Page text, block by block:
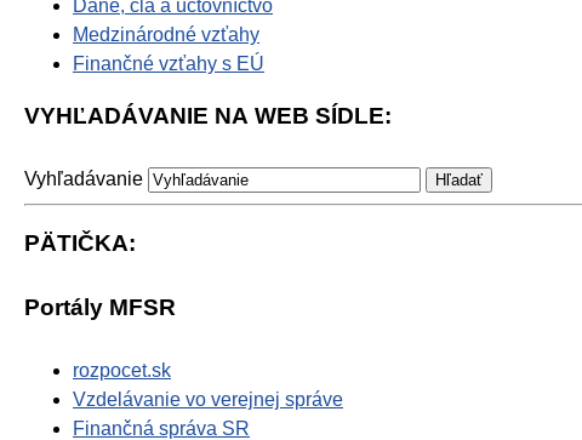
Dane, clá a účtovníctvo
Medzinárodné vzťahy
Finančné vzťahy s EÚ
VYHĽADÁVANIE NA WEB SÍDLE:
Vyhľadávanie
PÄTIČKA:
Portály MFSR
rozpocet.sk
Vzdelávanie vo verejnej správe
Finančná správa SR